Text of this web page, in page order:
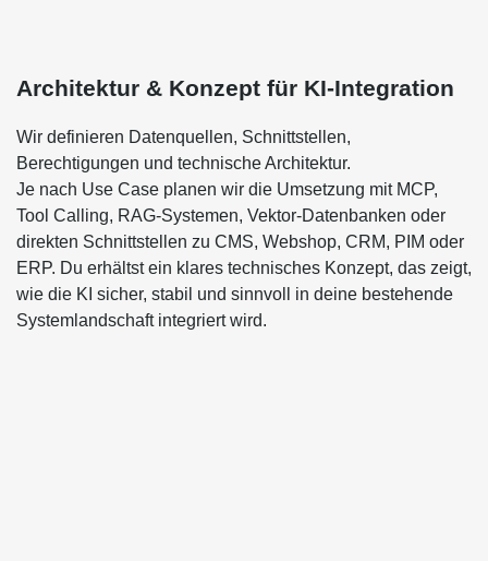
Architektur & Konzept für KI-Integration
Wir definieren Datenquellen, Schnittstellen,
Berechtigungen und technische Architektur.
Je nach Use Case planen wir die Umsetzung mit MCP,
Tool Calling, RAG-Systemen, Vektor-Datenbanken oder
direkten Schnittstellen zu CMS, Webshop, CRM, PIM oder
ERP. Du erhältst ein klares technisches Konzept, das zeigt,
wie die KI sicher, stabil und sinnvoll in deine bestehende
Systemlandschaft integriert wird.